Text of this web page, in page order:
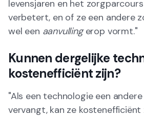
levensjaren en het
verbetert, en of ze een andere
wel een aanvullingerop vormt."
Kunnen dergelijke
kostenefficiënt zijn?
"Als een technologie een
vervangt, kan ze kostenefficiënt